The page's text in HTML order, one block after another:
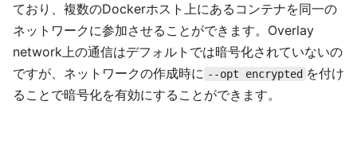
ており、複数のDockerホスト上にあるコンテナを同一の
ネットワークに参加させることができます。Overlay
network上の通信はデフォルトでは暗号化されていないの
ですが、ネットワークの作成時に --opt encrypted を付け
ることで暗号化を有効にすることができます。